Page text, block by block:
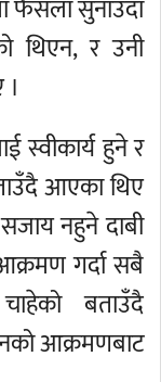
फैसला सुनाउँदा
थिएन, र उनी
हुने र
आएका थिए
नहुने दाबी
गर्दा सबै
बताउँदै
आक्रमणबाट